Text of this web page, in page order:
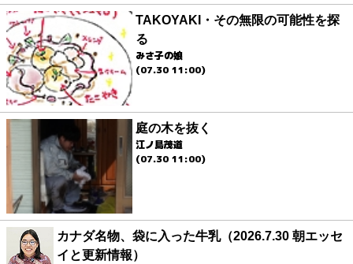
TAKOYAKI・その無限の可能性を探
る
みさ子の娘
(07.30 11:00)
庭の木を抜く
江ノ島茂道
(07.30 11:00)
カナダ名物、袋に入った牛乳（2026.7.30 朝エッセ
イと更新情報）